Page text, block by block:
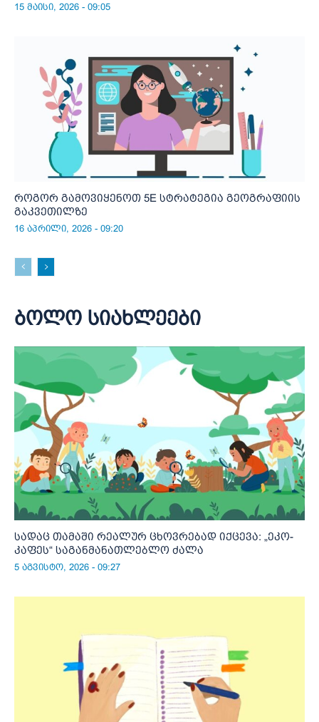
15 მაისი, 2026 - 09:05
როგორ გამოვიყენოთ 5E სტრატეგია გეოგრაფიის
გაკვეთილზე
16 აპრილი, 2026 - 09:20
ბოლო სიახლეები
სადაც თამაში რეალურ ცხოვრებად იქცევა: „ეკო-
კაფეს“ საგანმანათლებლო ძალა
5 აგვისტო, 2026 - 09:27